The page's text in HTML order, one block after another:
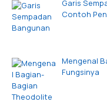
Garis
Contoh
Mengenal
Fungsinya